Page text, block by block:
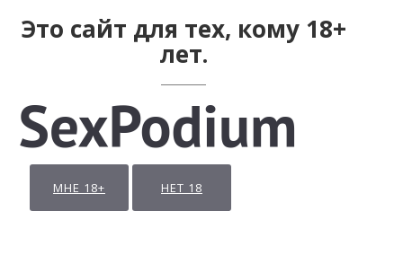
Это сайт для тех, кому 18+
лет.
МНЕ 18+ НЕТ 18